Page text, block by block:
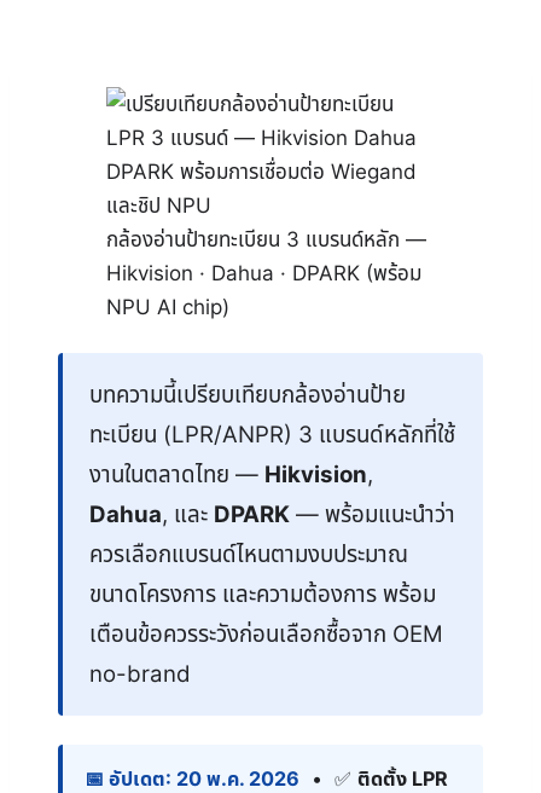
กล้องอ่านป้ายทะเบียน 3 แบรนด์หลัก —
Hikvision · Dahua · DPARK (พร้อม
NPU AI chip)
บทความนี้เปรียบเทียบกล้องอ่านป้าย
ทะเบียน (LPR/ANPR) 3 แบรนด์หลักที่ใช้
งานในตลาดไทย — Hikvision,
Dahua, และ DPARK — พร้อมแนะนำว่า
ควรเลือกแบรนด์ไหนตามงบประมาณ
ขนาดโครงการ และความต้องการ พร้อม
เตือนข้อควรระวังก่อนเลือกซื้อจาก OEM
no-brand
อัปเดต: 20 พ.ค. 2026 •
ติดตั้ง LPR